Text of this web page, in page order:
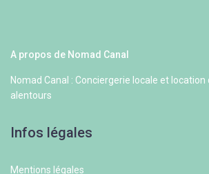
A propos de Nomad Canal
Nomad Canal : Conciergerie locale et
alentours
Infos légales
Mentions légales